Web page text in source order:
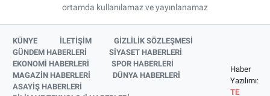
ortamda kullanılamaz ve yayınlanamaz
KÜNYE İLETİŞİM
GİZLİLİK SÖZLEŞMESİ
GÜNDEM HABERLERİ
SİYASET HABERLERİ
EKONOMİ HABERLERİ
SPOR HABERLERİ
MAGAZİN HABERLERİ
DÜNYA HABERLERİ
ASAYİŞ HABERLERİ
Haber
Yazılımı:
TE